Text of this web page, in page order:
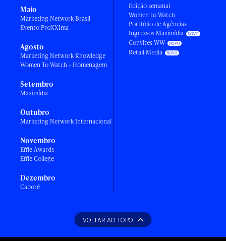
Maio
Marketing Network Brasil
Evento ProXXIma
Agosto
Marketing Network Knowledge
Women To Watch - Homenagem
Setembro
Maximídia
Outubro
Marketing Network Internacional
Novembro
Effie Awards
Effie College
Dezembro
Caboré
Edição semanal
Women to Watch
Portfólio de Agências
Ingressos Maximídia
Convites WW
Retail Media
VOLTAR AO TOPO